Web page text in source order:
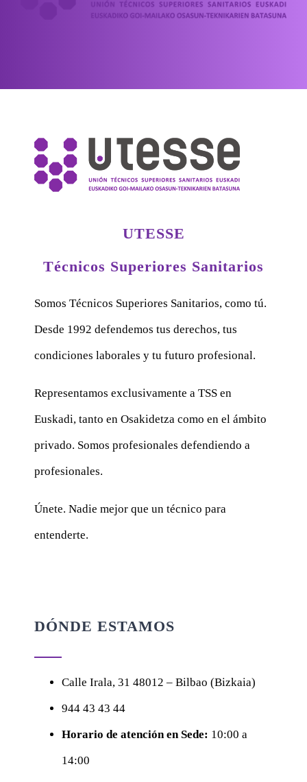
UTESSE
Técnicos Superiores Sanitarios
Somos Técnicos Superiores Sanitarios, como tú.
Desde 1992 defendemos tus derechos, tus
condiciones laborales y tu futuro profesional.
Representamos exclusivamente a TSS en
Euskadi, tanto en Osakidetza como en el ámbito
privado. Somos profesionales defendiendo a
profesionales.
Únete. Nadie mejor que un técnico para
entenderte.
DÓNDE ESTAMOS
Calle Irala, 31 48012 – Bilbao (Bizkaia)
944 43 43 44
Horario de atención en Sede: 10:00 a
14:00